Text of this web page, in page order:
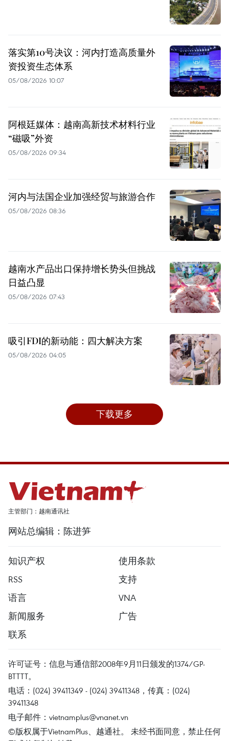
落实第10号决议：河内打造高质量外
资投资生态体系
05/08/2026 10:07
阿根廷媒体：越南高新技术材料行业
“磁吸”外资
05/08/2026 09:34
河内与法国企业加强经贸与旅游合作
05/08/2026 08:36
越南水产品出口保持增长势头但挑战
日益凸显
05/08/2026 07:43
吸引FDI的新动能：四大解决方案
05/08/2026 04:05
下载更多
主管部门：越南通讯社
网站总编辑：陈进笋
知识产权
使用条款
RSS
支持
语言
VNA
新闻服务
广告
联系
许可证号：信息与通信部2008年9月11日颁发的1374/GP-
BTTTT。
电话：(024) 39411349 - (024) 39411348，传真：(024)
39411348
电子邮件： vietnamplus@vnanet.vn
©版权属于VietnamPlus、越通社。 未经书面同意，禁止任何